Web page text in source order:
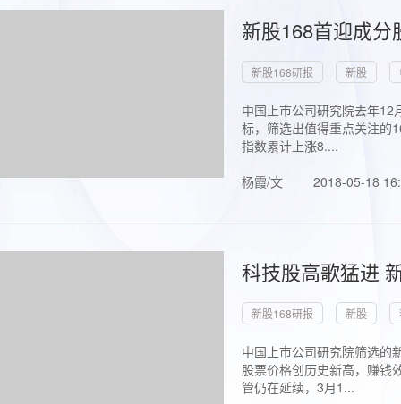
新股168首迎成
新股168研报 新股
中国上市公司研究院去年
标，筛选出值得重点关注的
指数累计上涨8....
杨霞/文
2018-05-18
科技股高歌猛进
新股168研报 新股
中国上市公司研究院筛选的
股票价格创历史新高，赚钱
管仍在延续，3月1...